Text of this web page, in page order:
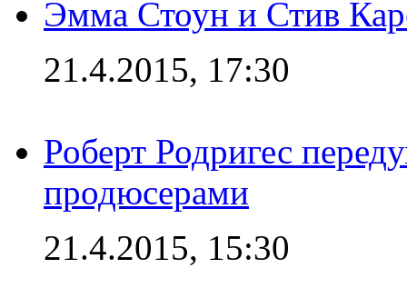
Эмма Стоун и Стив
21.4.2015, 17:30
Роберт Родригес
продюсерами
21.4.2015, 15:30